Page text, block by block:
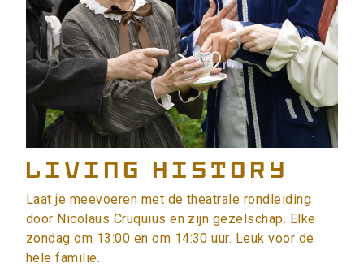
Living History
Laat je meevoeren met de theatrale rondleiding
door Nicolaus Cruquius en zijn gezelschap. Elke
zondag om 13:00 en om 14:30 uur. Leuk voor de
hele familie.